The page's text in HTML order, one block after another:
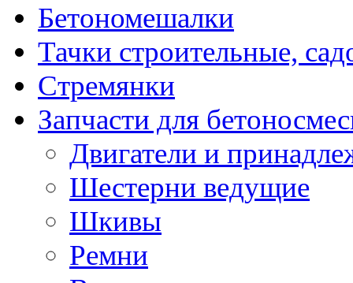
Бетономешалки
Тачки строительные,
Стремянки
Запчасти для
Двигатели и
Шестерни ведущие
Шкивы
Ремни